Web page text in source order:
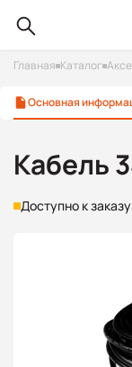
Главная Каталог
Основная
Кабель
Доступно к заказу